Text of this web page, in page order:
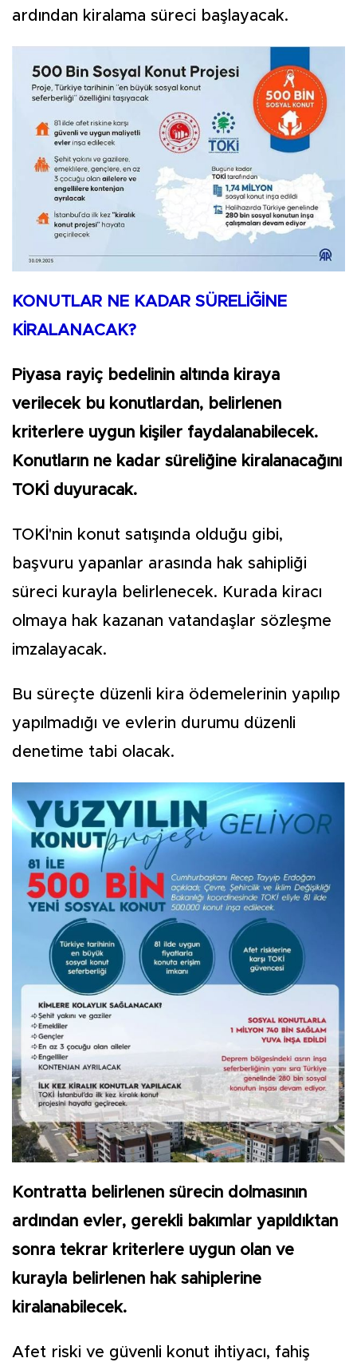
ardından kiralama süreci başlayacak.
KONUTLAR NE KADAR SÜRELİĞİNE
KİRALANACAK?
Piyasa rayiç bedelinin altında kiraya
verilecek bu konutlardan, belirlenen
kriterlere uygun kişiler faydalanabilecek.
Konutların ne kadar süreliğine kiralanacağını
TOKİ duyuracak.
TOKİ'nin konut satışında olduğu gibi,
başvuru yapanlar arasında hak sahipliği
süreci kurayla belirlenecek. Kurada kiracı
olmaya hak kazanan vatandaşlar sözleşme
imzalayacak.
Bu süreçte düzenli kira ödemelerinin yapılıp
yapılmadığı ve evlerin durumu düzenli
denetime tabi olacak.
Kontratta belirlenen sürecin dolmasının
ardından evler, gerekli bakımlar yapıldıktan
sonra tekrar kriterlere uygun olan ve
kurayla belirlenen hak sahiplerine
kiralanabilecek.
Afet riski ve güvenli konut ihtiyacı, fahiş